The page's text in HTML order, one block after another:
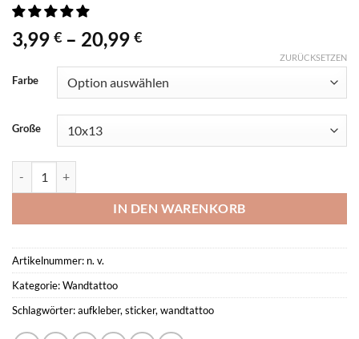
3,99 € – 20,99 €Preisspanne:
bis
20,99 €
Farbe
Große
ZURÜCKSETZEN
IN DEN WARENKORB
Artikelnummer: n. v.
Kategorie:Wandtattoo
Schlagwörter:aufkleber, sticker, wandtattoo